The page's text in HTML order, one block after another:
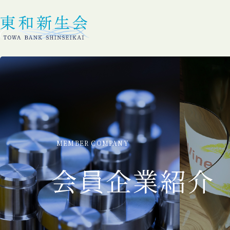
MEMBER COMPANY
会員企業紹介